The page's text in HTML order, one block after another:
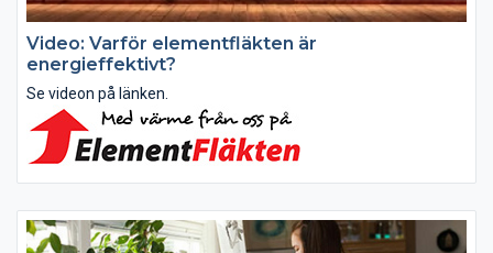
Video: Varför elementfläkten är
energieffektivt?
Se videon på länken.